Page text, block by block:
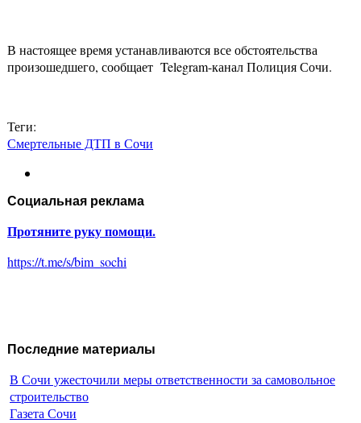
В настоящее время устанавливаются все обстоятельства
произошедшего, сообщает Telegram-канал Полиция Сочи.
Теги:
Смертельные ДТП в Сочи
Социальная реклама
Протяните руку помощи.
https://t.me/s/bim_sochi
Последние материалы
В Сочи ужесточили меры ответственности за самовольное
строительство
Газета Сочи